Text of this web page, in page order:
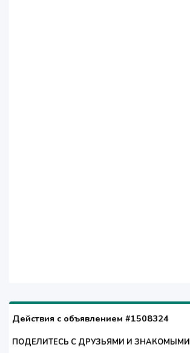
Действия с объявлением #1508324
ПОДЕЛИТЕСЬ С ДРУЗЬЯМИ И ЗНАКОМЫМИ